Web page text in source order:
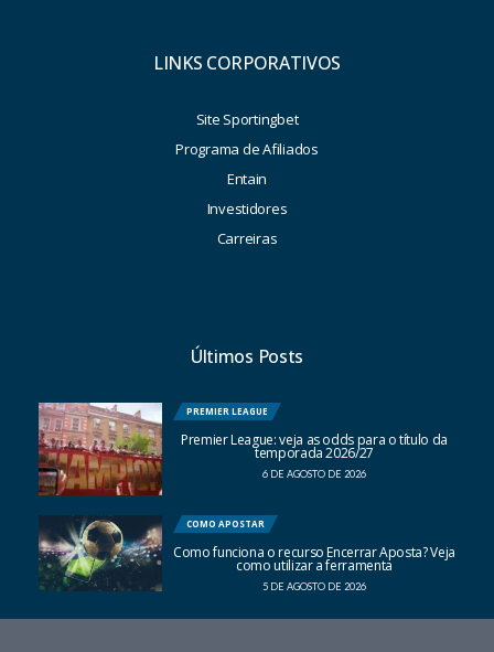
LINKS CORPORATIVOS
Site Sportingbet
Programa de Afiliados
Entain
Investidores
Carreiras
Últimos Posts
PREMIER LEAGUE
Premier League: veja as odds para o título da
temporada 2026/27
6 DE AGOSTO DE 2026
COMO APOSTAR
Como funciona o recurso Encerrar Aposta? Veja
como utilizar a ferramenta
5 DE AGOSTO DE 2026